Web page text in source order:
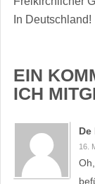
In Deutschland!
EIN
ICH
De
16.